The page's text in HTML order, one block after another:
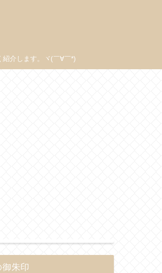
紹介します。ヾ(￣∀￣*)
朱印